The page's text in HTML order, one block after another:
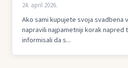
24. april 2026.
Ako sami kupujete svoja svadbena
napravili najpametniji korak napred
informisali da s...